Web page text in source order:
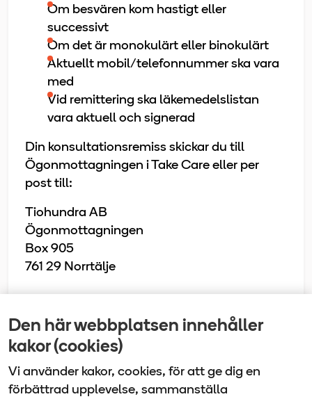
Den här webbplatsen innehåller
kakor (cookies)
Vi använder kakor, cookies, för att ge dig en
förbättrad upplevelse, sammanställa
Om besvären kom hastigt eller
successivt
Om det är monokulärt eller binokulärt
Aktuellt mobil/telefonnummer ska vara
med
Vid remittering ska läkemedelslistan
vara aktuell och signerad
Din konsultationsremiss skickar du till
Ögonmottagningen i Take Care eller per
post till:
Tiohundra AB
Ögonmottagningen
Box 905
761 29 Norrtälje
Senast uppdaterad